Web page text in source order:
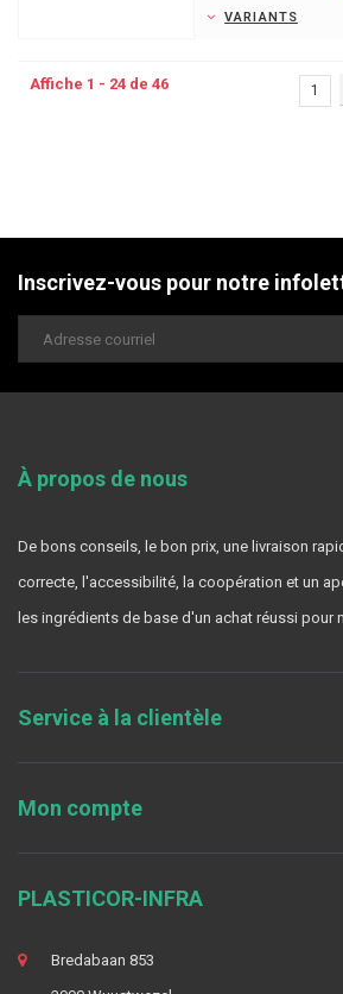
VARIANTS
Affiche 1 - 24 de 46 1
Inscrivez-vous pour notre
À propos de nous
De bons conseils, le bon prix, une livraison
correcte, l'accessibilité, la coopération et un
les ingrédients de base d'un achat réussi pour
Service à la clientèle
Mon compte
PLASTICOR-INFRA
Bredabaan 853